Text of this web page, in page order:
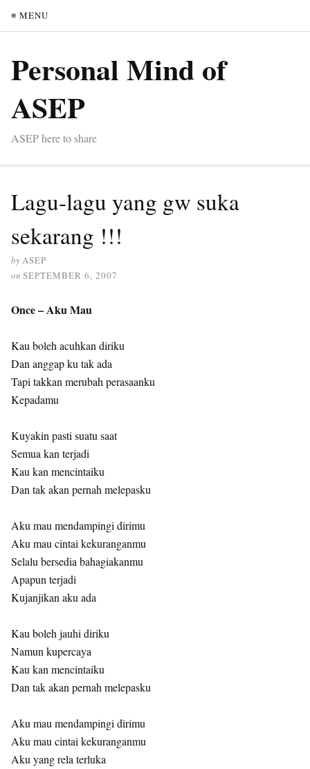
≡ MENU
Personal Mind of
ASEP
ASEP here to share
Lagu-lagu yang gw suka
sekarang !!!
byASEP
on SEPTEMBER 6, 2007
Once – Aku Mau
Kau boleh acuhkan diriku
Dan anggap ku tak ada
Tapi takkan merubah perasaanku
Kepadamu
Kuyakin pasti suatu saat
Semua kan terjadi
Kau kan mencintaiku
Dan tak akan pernah melepasku
Aku mau mendampingi dirimu
Aku mau cintai kekuranganmu
Selalu bersedia bahagiakanmu
Apapun terjadi
Kujanjikan aku ada
Kau boleh jauhi diriku
Namun kupercaya
Kau kan mencintaiku
Dan tak akan pernah melepasku
Aku mau mendampingi dirimu
Aku mau cintai kekuranganmu
Aku yang rela terluka